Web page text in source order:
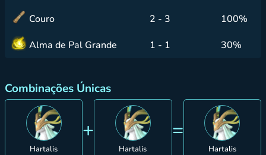
Couro
2 - 3
100%
Alma de Pal Grande
1 - 1 30%
Combinações Únicas
Hartalis
+
Hartalis
=
Hartalis